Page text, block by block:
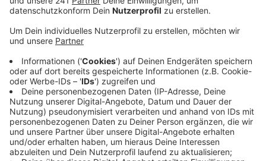
Veröffentlicht:Donnerstag, 23.12.2021 17:07
Anzeige
Im Kreis Euskirchen gab es zuletzt noch 185
Rinderhaltungen mit Milchkühen. Das sind acht
Betriebe weniger als vor einem Jahr. Und blickt man
noch weiter zurück, wird das Ausmaß des
Höfesterbens im Kreis Euskirchen noch deutlicher: Im
Jahr 2014 gab es bei uns im Kreis noch über 250